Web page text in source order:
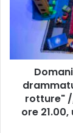
i
rotture"
ore